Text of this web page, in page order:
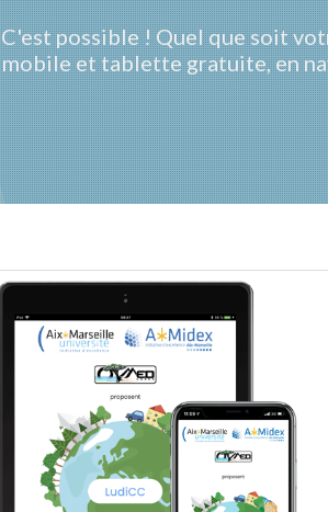
C'est possible ! Quel que soit
mobile et tablette gratuite, en